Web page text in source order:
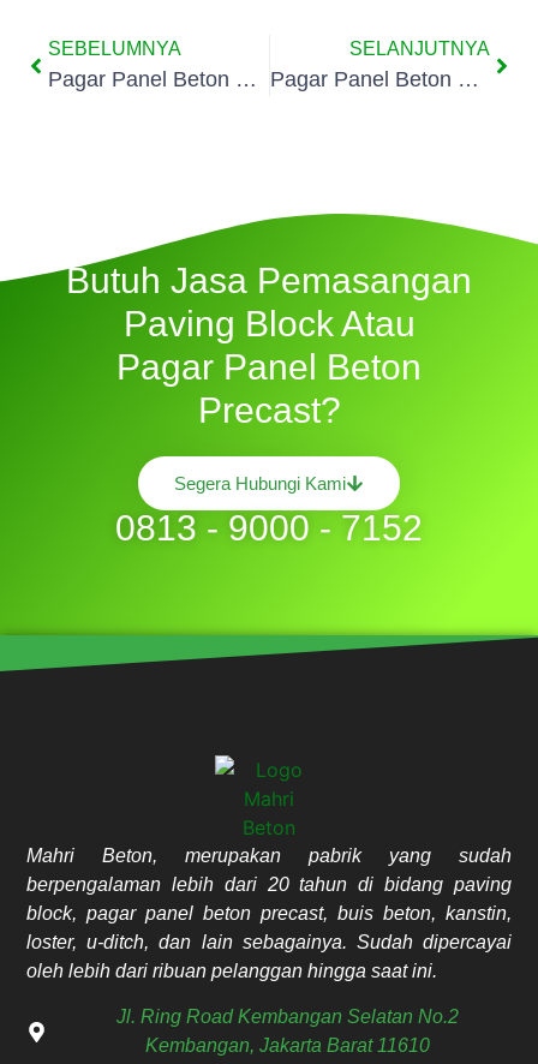
SEBELUMNYA
Pagar Panel Beton Precast Petukangan Selatan Jakarta
SELANJUTNYA
Pagar Panel Beton Precast Ulujami Jakarta
Butuh Jasa Pemasangan
Paving Block Atau
Pagar Panel Beton
Precast?
Segera Hubungi Kami
0813 - 9000 - 7152
Mahri Beton, merupakan pabrik yang sudah
berpengalaman lebih dari 20 tahun di bidang paving
block, pagar panel beton precast, buis beton, kanstin,
loster, u-ditch, dan lain sebagainya. Sudah dipercayai
oleh lebih dari ribuan pelanggan hingga saat ini.
Jl. Ring Road Kembangan Selatan No.2
Kembangan, Jakarta Barat 11610